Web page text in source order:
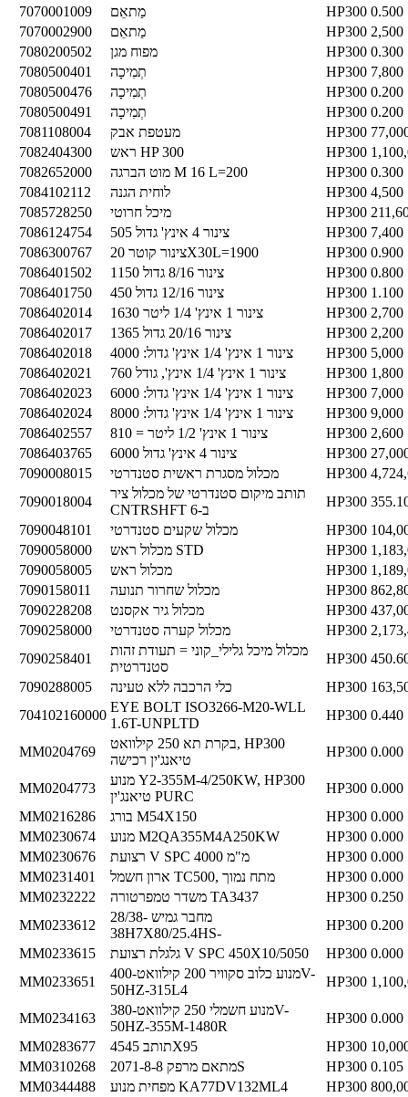
7070001009
מַתאֵם HP300 0.500
7070002900
מַתאֵם HP300 2,500
7080200502
מפוח מגן HP300 0.300
7080500401
תְמִיכָה HP300 7,800
7080500476
תְמִיכָה HP300 0.200
7080500491
תְמִיכָה HP300 0.200
7081108004
מעטפת אבק HP300
7082404300
ראש HP 300 HP300
7082652000
מוט הברגה M 16 L=200 HP300 0.300
7084102112
לוחית הגנה HP300 4,500
7085728250
מיכל חרוטי HP300
7086124754
צינור 4 אינץ' גדול 505 HP300 7,400
7086300767
צינור קוטר 20X30L=1900 HP300 0.900
7086401502
צינור 8/16 גדול 1150 HP300 0.800
7086401750
צינור 12/16 גדול 450 HP300 1.100
7086402014
צינור 1 אינץ' 1/4 ליטר 1630 HP300 2,700
7086402017
צינור 20/16 גדול 1365 HP300 2,200
7086402018
צינור 1 אינץ' 1/4 אינץ' גדול: 4000 HP300 5,000
7086402021
צינור 1 אינץ' 1/4 אינץ', גודל 760 HP300 1,800
7086402023
צינור 1 אינץ' 1/4 אינץ' גדול: 6000 HP300 7,000
7086402024
צינור 1 אינץ' 1/4 אינץ' גדול: 8000 HP300 9,000
7086402557
צינור 1 אינץ' 1/2 ליטר = 810 HP300 2,600
7086403765
צינור 4 אינץ' גדול 6000 HP300
7090008015
מכלול מסגרת ראשית סטנדרטי HP300
7090018004
תותב מיקום סטנדרטי של מכלול ציר
CNTRSHFT ב-6
HP300
7090048101
מכלול שקעים סטנדרטי HP300
7090058000
מכלול ראש STD HP300
7090058005
מכלול ראש HP300
7090158011
מכלול שחרור תנועה HP300
7090228208
מכלול גיר אקסנט HP300
7090258000
מכלול קערה סטנדרטי HP300
7090258401
מכלול מיכל גלילי_קוני = תעודת זהות
סטנדרטית
HP300
7090288005
כלי הרכבה ללא טעינה HP300
704102160000
EYE BOLT ISO3266-M20-WLL
1.6T-UNPLTD
HP300 0.440
MM0204769
בקרת תא 250 קילוואט, HP300
טיאנג'ין רכישה
HP300 0.000
MM0204773
מנוע Y2-355M-4/250KW, HP300
טיאנג'ין PURC
HP300 0.000
MM0216286
בורג M54X150 HP300 0.000
MM0230674
מנוע M2QA355M4A250KW HP300 0.000
MM0230676
רצועת V SPC 4000 מ"מ HP300 0.000
MM0231401
ארון חשמל TC500, מתח נמוך HP300 0.000
MM0232222
משדר טמפרטורה TA3437 HP300 0.250
MM0233612
מחבר גמיש 28/38-
38H7X80/25.4HS-
HP300 0.200
MM0233615
גלגלת רצועת V SPC 450X10/5050 HP300 0.000
MM0233651
מנוע כלוב סקוויר 200 קילוואט-400V-
50HZ-315L4
HP300
MM0234163
מנוע חשמלי 250 קילוואט-380V-
50HZ-355M-1480R
HP300 0.000
MM0283677
תותב 4545X95 HP300
MM0310268
מתאם מרפק 2071-8-8S HP300 0.105
MM0344488
מפחית מנוע KA77DV132ML4 HP300